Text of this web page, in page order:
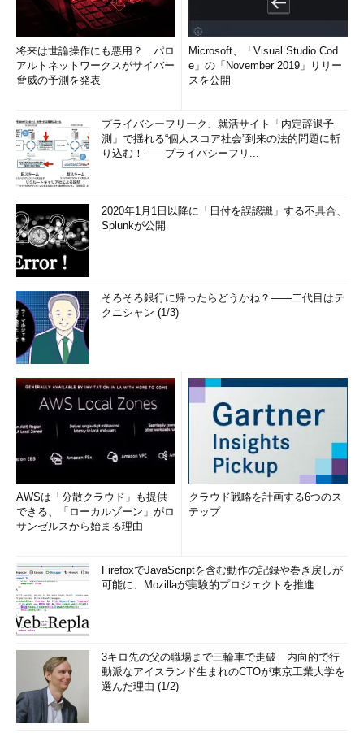
将来は世論操作にも悪用？ パロ
アルトネットワークスがサイバー
脅威の予測を発表
Microsoft、「Visual Studio Cod
e」の「November 2019」リリー
スを公開
プライバシーフリーク、就活サイト「内定辞退予
測」で揺れる“個人スコア社会”到来の法的問題に斬
り込む！――プライバシーフリ...
2020年1月1日以降に「日付を誤認識」する不具合、
Splunkが公開
そろそろ銀行に帰ったらどうかね？――二代目はテ
クニシャン (1/3)
AWSは「分散クラウド」も提供
できる、「ローカルゾーン」がロ
サンゼルスから始まる理由
クラウド戦略を計画する6つのス
テップ
FirefoxでJavaScriptを含む動作の記録や巻き戻しが
可能に、Mozillaが実験的プロジェクトを推進
3キロ先の父の職場まで三輪車で走破 内向的で行
動派なアイスランド生まれのCTOが東京工業大学を
選んだ理由 (1/2)